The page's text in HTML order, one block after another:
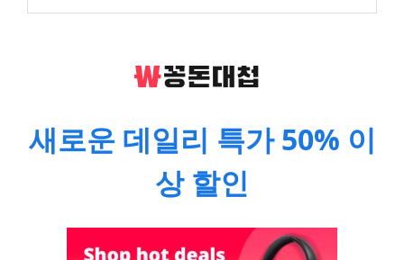
새로운 데일리 특가 50% 이
상 할인